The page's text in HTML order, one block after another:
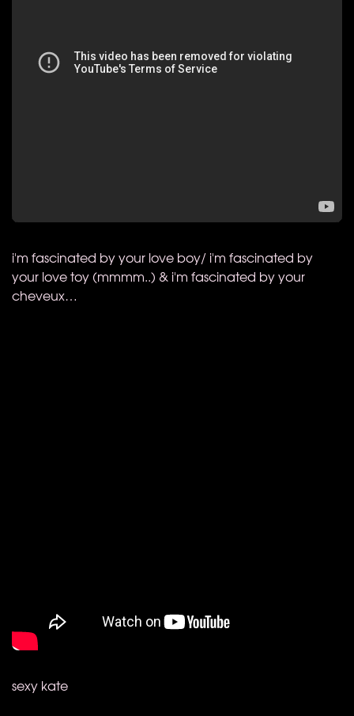
i'm fascinated by your love boy/ i'm fascinated by
your love toy (mmmm..) & i'm fascinated by your
cheveux…
sexy kate